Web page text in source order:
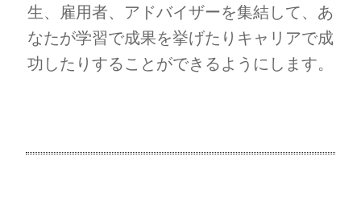
生、雇用者、アドバイザーを集結して、あ
なたが学習で成果を挙げたりキャリアで成
功したりすることができるようにします。